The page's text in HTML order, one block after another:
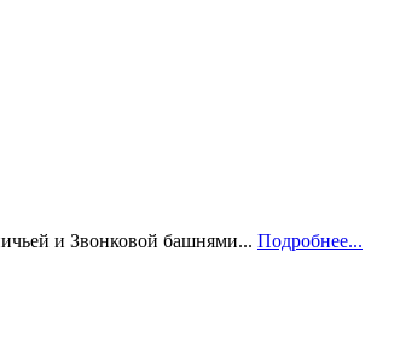
и Звонковой башнями... Подробнее...